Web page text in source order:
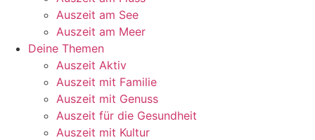
Auszeit am See
Auszeit am Meer
Deine Themen
Auszeit Aktiv
Auszeit mit Familie
Auszeit mit Genuss
Auszeit für die Gesundheit
Auszeit mit Kultur